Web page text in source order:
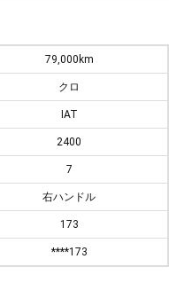
79,000km
クロ
IAT
2400
7
右ハンドル
173
****173